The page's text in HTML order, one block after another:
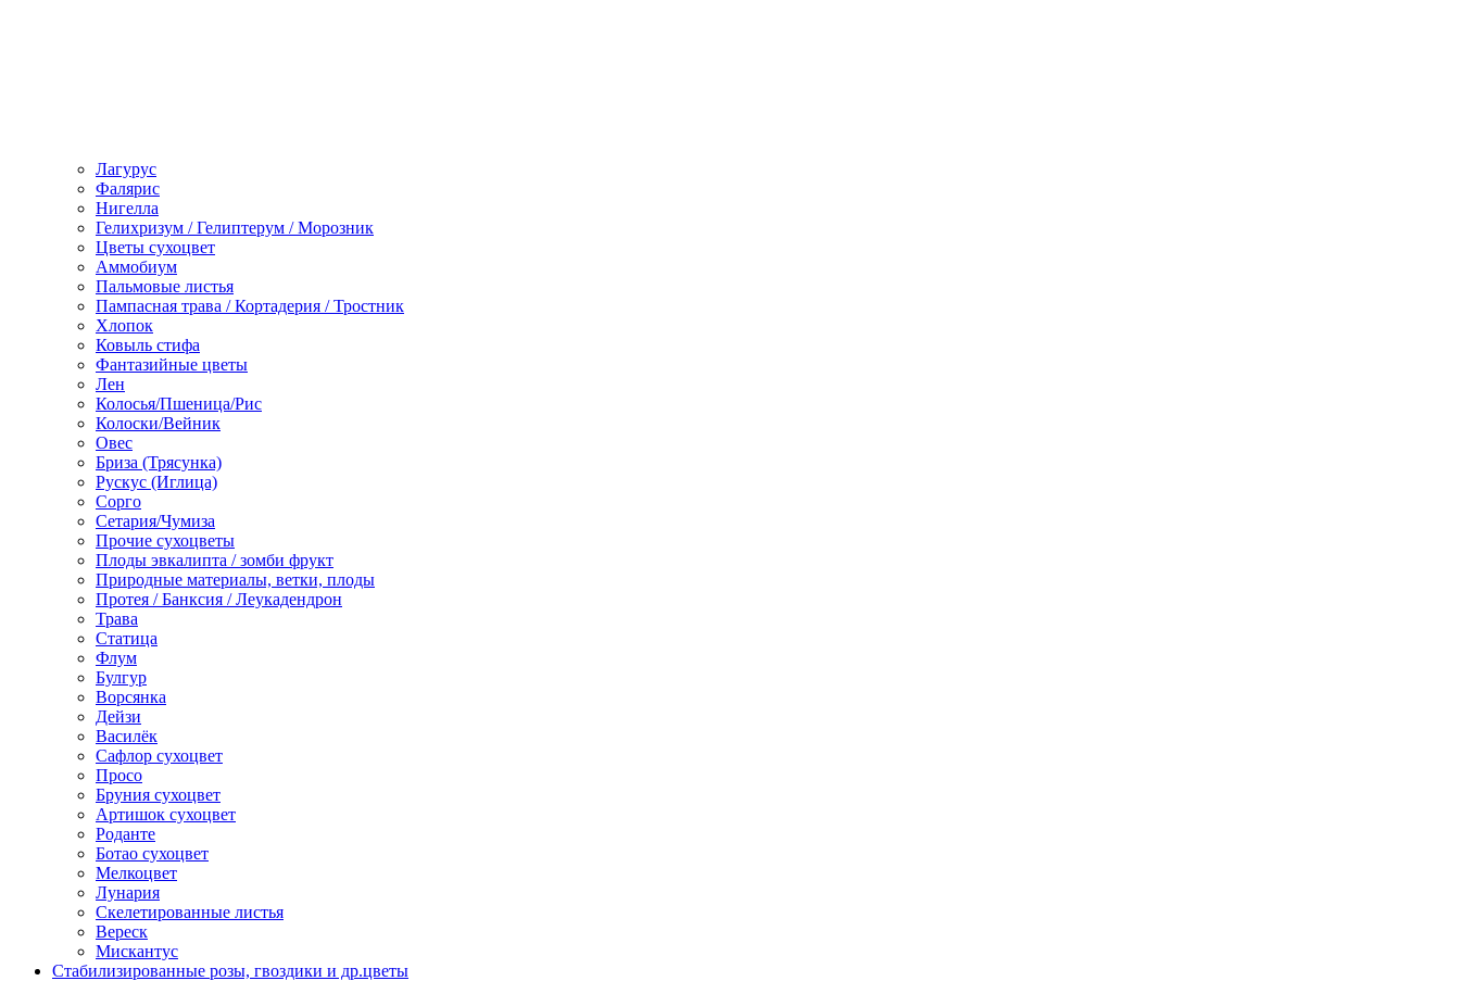
Лагурус
Фалярис
Нигелла
Гелихризум / Гелиптерум / Морозник
Цветы сухоцвет
Аммобиум
Пальмовые листья
Пампасная трава / Кортадерия / Тростник
Хлопок
Ковыль стифа
Фантазийные цветы
Лен
Колосья/Пшеница/Рис
Колоски/Вейник
Овес
Бриза (Трясунка)
Рускус (Иглица)
Сорго
Сетария/Чумиза
Прочие сухоцветы
Плоды эвкалипта / зомби фрукт
Природные материалы, ветки, плоды
Протея / Банксия / Леукадендрон
Трава
Статица
Флум
Булгур
Ворсянка
Дейзи
Василёк
Сафлор сухоцвет
Просо
Бруния сухоцвет
Артишок сухоцвет
Роданте
Ботао сухоцвет
Мелкоцвет
Лунария
Скелетированные листья
Вереск
Мискантус
Стабилизированные розы, гвоздики и др.цветы